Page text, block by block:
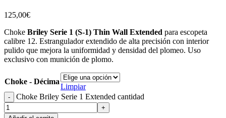
125,00€
Choke Briley Serie 1 (S-1) Thin Wall Extended para escopeta
calibre 12. Estrangulador extendido de alta precisión con interior
pulido que mejora la uniformidad y densidad del plomeo. Uso
exclusivo con munición de plomo.
Choke - Décima
Limpiar
Choke Briley Serie 1 Extended cantidad